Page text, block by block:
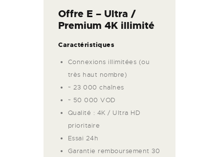
Offre E – Ultra /
Premium 4K illimité
Caractéristiques
Connexions illimitées (ou
très haut nombre)
~ 23 000 chaînes
~ 50 000 VOD
Qualité : 4K / Ultra HD
prioritaire
Essai 24h
Garantie remboursement 30